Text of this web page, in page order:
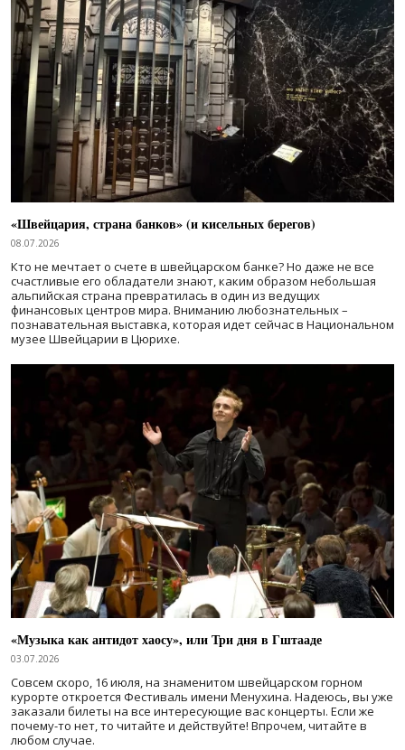
«Швейцария, страна банков» (и кисельных берегов)
08.07.2026
Кто не мечтает о счете в швейцарском банке? Но даже не все
счастливые его обладатели знают, каким образом небольшая
альпийская страна превратилась в один из ведущих
финансовых центров мира. Вниманию любознательных –
познавательная выставка, которая идет сейчас в Национальном
музее Швейцарии в Цюрихе.
«Музыка как антидот хаосу», или Три дня в Гштааде
03.07.2026
Совсем скоро, 16 июля, на знаменитом швейцарском горном
курорте откроется Фестиваль имени Менухина. Надеюсь, вы уже
заказали билеты на все интересующие вас концерты. Если же
почему-то нет, то читайте и действуйте! Впрочем, читайте в
любом случае.